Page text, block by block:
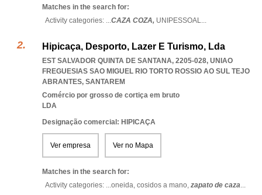
Matches in the search for:
Activity categories: ...CAZA COZA, UNIPESSOAL...
Hipicaça, Desporto, Lazer E Turismo, Lda
EST SALVADOR QUINTA DE SANTANA, 2205-028, UNIAO
FREGUESIAS SAO MIGUEL RIO TORTO ROSSIO AO SUL TEJO
ABRANTES, SANTAREM
Comércio por grosso de cortiça em bruto
LDA
Designação comercial: HIPICAÇA
Ver empresa Ver no Mapa
Matches in the search for:
Activity categories: ...oneida, cosidos a mano, zapato de caza...